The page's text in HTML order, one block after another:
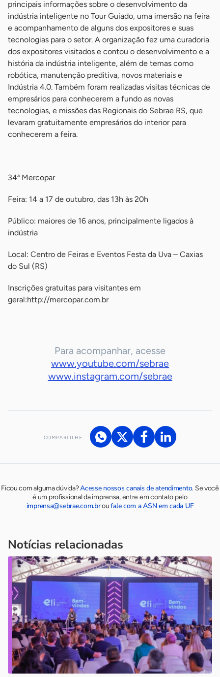
principais informações sobre o desenvolvimento da
indústria inteligente no Tour Guiado, uma imersão na feira
e acompanhamento de alguns dos expositores e suas
tecnologias para o setor. A organização fez uma curadoria
dos expositores visitados e contou o desenvolvimento e a
história da indústria inteligente, além de temas como
robótica, manutenção preditiva, novos materiais e
Indústria 4.0. Também foram realizadas visitas técnicas de
empresários para conhecerem a fundo as novas
tecnologias, e missões das Regionais do Sebrae RS, que
levaram gratuitamente empresários do interior para
conhecerem a feira.
34ª Mercopar
Feira: 14 a 17 de outubro, das 13h às 20h
Público: maiores de 16 anos, principalmente ligados à
indústria
Local: Centro de Feiras e Eventos Festa da Uva – Caxias
do Sul (RS)
Inscrições gratuitas para visitantes em
geral:http://mercopar.com.br
Para acompanhar, acesse
www.youtube.com/sebrae
www.instagram.com/sebrae
COMPARTILHE
Ficou com alguma dúvida?Acesse nossos canais de atendimento. Se você
é um profissional da imprensa, entre em contato pelo
imprensa@sebrae.com.broufale com a ASN em cada UF
Notícias relacionadas